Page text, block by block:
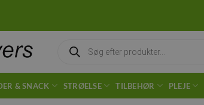
search
& SNACK STRØELSE TILBEHØR PLEJE